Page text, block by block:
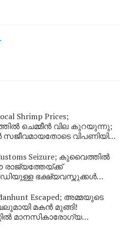
Shrimp Prices;
ചെമ്മീൻ വില കുറയുന്നു;
വിപണിയിൽ
Seizure; കുവൈത്തിൽ
രാജ്യത്തേയ്ക്ക്
ഭക്ഷ്യവസ്തുക്കൾ
Escaped; അമ്മയുടെ
മകൻ മുങ്ങി!
മാനസികാരോഗ്യ